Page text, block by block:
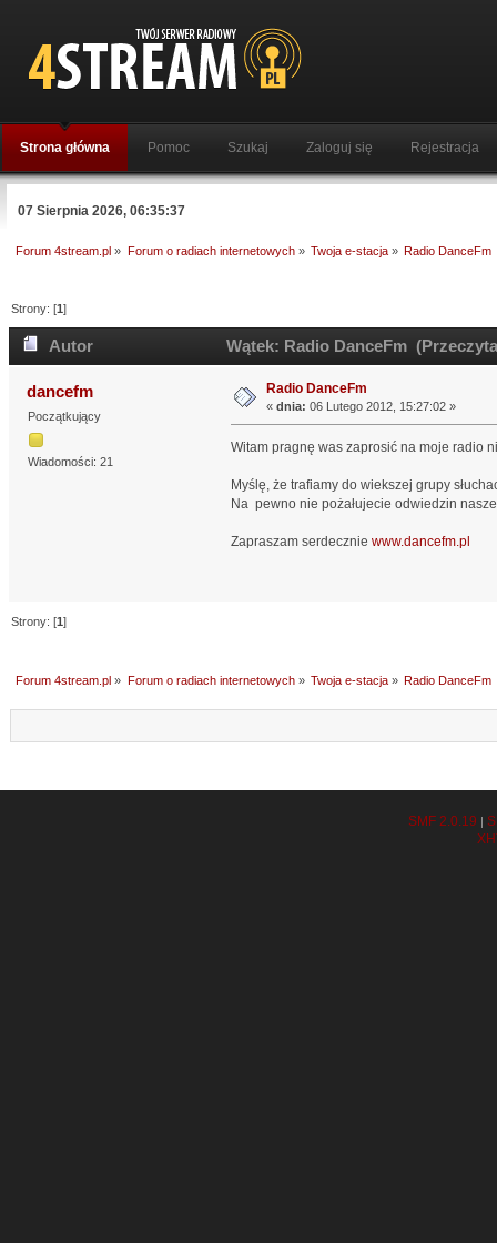
Strona główna Pomoc Szukaj Zaloguj się Rejestracja
07 Sierpnia 2026, 06:35:37
Forum 4stream.pl » Forum o radiach internetowych» Twoja e-stacja» Radio DanceFm
Strony: [1]
Autor Wątek: Radio DanceFm
dancefm
Początkujący
Wiadomości: 21
Radio DanceFm
« dnia: 06 Lutego 2012, 15:27:02 »
Witam pragnę was zaprosić na moje radio
Myślę, że trafiamy do wiekszej grupy
Na pewno nie pożałujecie odwiedzin
Zapraszam serdecznie www.dancefm.pl
Strony: [1]
Forum 4stream.pl » Forum o radiach internetowych» Twoja e-stacja» Radio DanceFm
SMF 2.0.19 |